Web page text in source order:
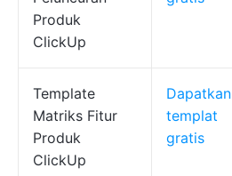
Produk
ClickUp
Template
Matriks Fitur
Produk
ClickUp
Dapatkan
templat
gratis